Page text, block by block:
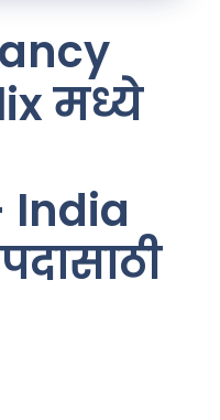
मध्ये
India